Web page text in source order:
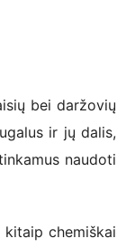
bei daržovių
ir jų dalis,
naudoti
chemiškai